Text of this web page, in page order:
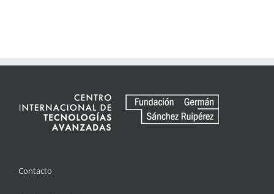
Contacto